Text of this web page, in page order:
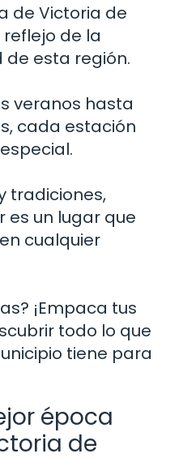
de Victoria de
reflejo de la
de esta región.
veranos hasta
cada estación
tradiciones,
es un lugar que
cualquier
¡Empaca tus
todo lo que
tiene para
época
de